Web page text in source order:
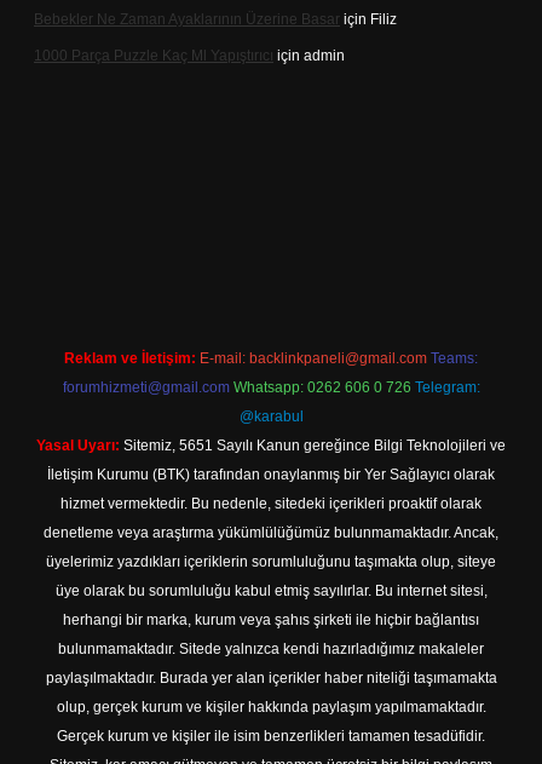
Bebekler Ne Zaman Ayaklarının Üzerine Basar için Filiz
1000 Parça Puzzle Kaç Ml Yapıştırıcı için admin
Reklam ve İletişim: E-mail: backlinkpaneli@gmail.com Teams:
forumhizmeti@gmail.com Whatsapp: 0262 606 0 726 Telegram:
@karabul
Yasal Uyarı: Sitemiz, 5651 Sayılı Kanun gereğince Bilgi Teknolojileri ve
İletişim Kurumu (BTK) tarafından onaylanmış bir Yer Sağlayıcı olarak
hizmet vermektedir. Bu nedenle, sitedeki içerikleri proaktif olarak
denetleme veya araştırma yükümlülüğümüz bulunmamaktadır. Ancak,
üyelerimiz yazdıkları içeriklerin sorumluluğunu taşımakta olup, siteye
üye olarak bu sorumluluğu kabul etmiş sayılırlar. Bu internet sitesi,
herhangi bir marka, kurum veya şahıs şirketi ile hiçbir bağlantısı
bulunmamaktadır. Sitede yalnızca kendi hazırladığımız makaleler
paylaşılmaktadır. Burada yer alan içerikler haber niteliği taşımamakta
olup, gerçek kurum ve kişiler hakkında paylaşım yapılmamaktadır.
Gerçek kurum ve kişiler ile isim benzerlikleri tamamen tesadüfidir.